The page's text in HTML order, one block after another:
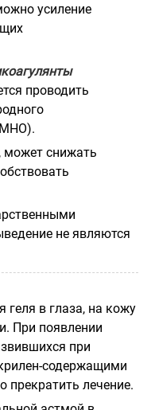
усиление
проводить
может снижать
не являются
геля в глаза, на кожу
При появлении
при
содержащими
прекратить лечение.